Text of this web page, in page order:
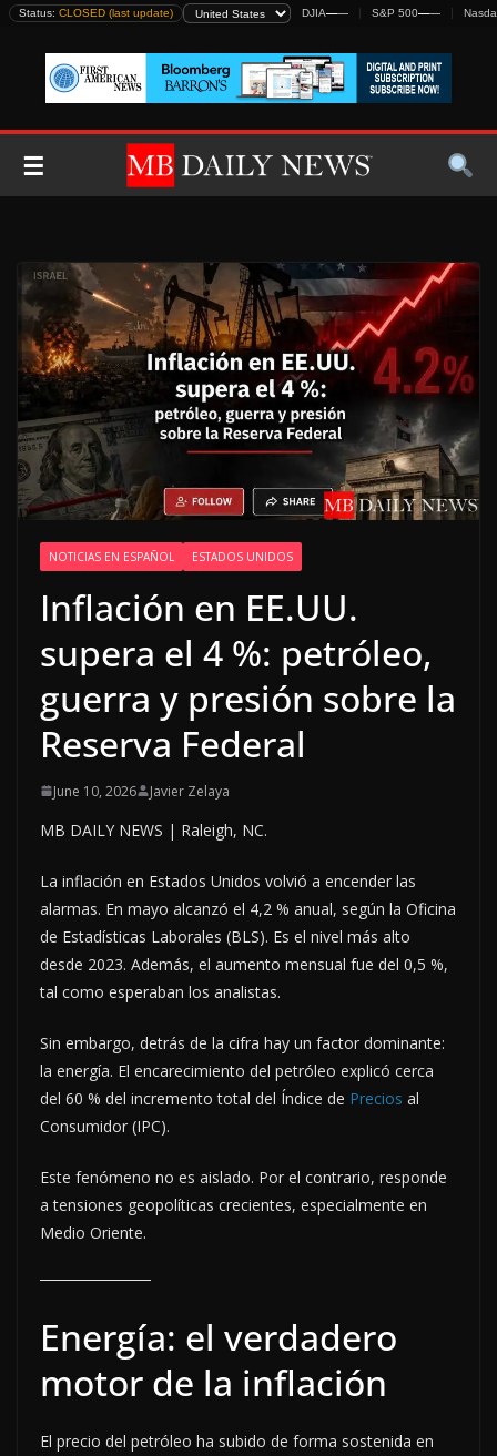
Skip
content
Status: CLOSED (last update) DJIA—— S&P 500——
☰
NOTICIAS EN ESPAÑOL ESTADOS UNIDOS
Inflación en EE.UU.
supera el 4 %: petróleo,
guerra y presión sobre la
Reserva Federal
June 10, 2026 Javier Zelaya
MB DAILY NEWS | Raleigh, NC.
La inflación en Estados Unidos volvió a encender las
alarmas. En mayo alcanzó el 4,2 % anual, según la Oficina
de Estadísticas Laborales (BLS). Es el nivel más alto
desde 2023. Además, el aumento mensual fue del 0,5 %,
tal como esperaban los analistas.
Sin embargo, detrás de la cifra hay un factor dominante:
la energía. El encarecimiento del petróleo explicó cerca
del 60 % del incremento total del Índice de Precios al
Consumidor (IPC).
Este fenómeno no es aislado. Por el contrario, responde
a tensiones geopolíticas crecientes, especialmente en
Medio Oriente.
Energía: el verdadero
motor de la inflación
El precio del petróleo ha subido de forma sostenida en